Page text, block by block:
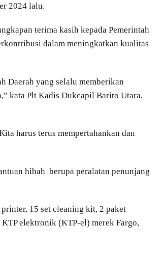
2024 lalu.
terima kasih kepada Pemerintah
dalam meningkatkan kualitas
Daerah yang selalu memberikan
kata Plt Kadis Dukcapil Barito Utara,
harus terus mempertahankan dan
hibah berupa peralatan penunjang
15 set cleaning kit, 2 paket
elektronik (KTP-el) merek Fargo,